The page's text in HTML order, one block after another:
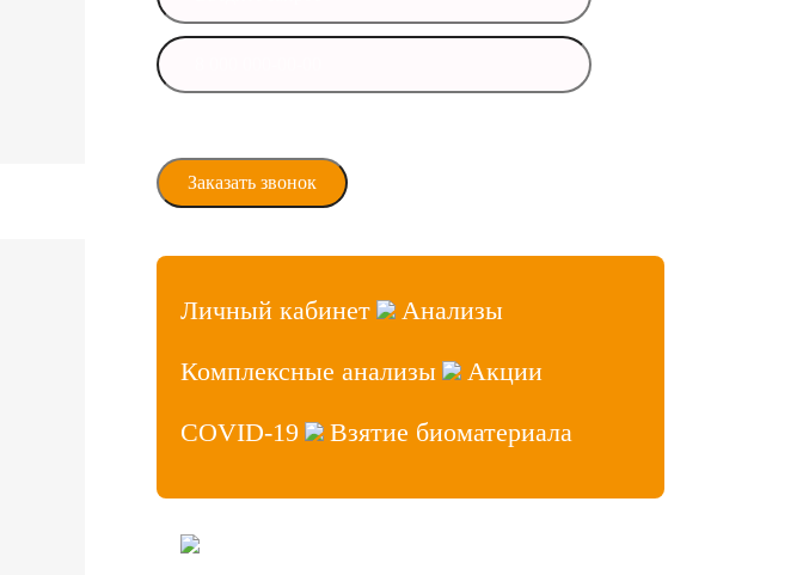
Личный кабинет Анализы
Комплексные анализы Акции
COVID-19 Взятие биоматериала